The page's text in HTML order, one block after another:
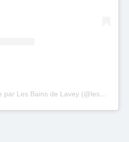
Une publication partagée par Les Bains de Lavey (@lesbainsdelavey)